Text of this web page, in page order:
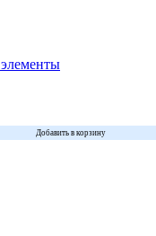
Добавить в корзину